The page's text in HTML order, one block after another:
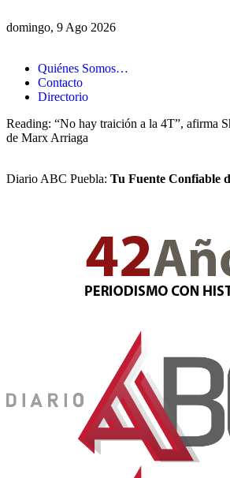
domingo, 9 Ago 2026
Quiénes Somos…
Contacto
Directorio
Reading: “No hay traición a la 4T”, afirma
de Marx Arriaga
Diario ABC Puebla: Tu Fuente Confiable